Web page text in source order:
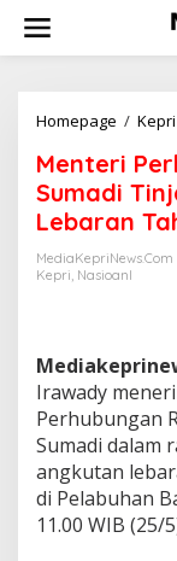
w
Homepage / Kepri
Menteri
Sumadi
Lebaran
MediaKepriNews.com
Kepri, Nasioanl
Irawady
Perhubungan
Sumadi dalam
angkutan
di Pelabuhan
11.00 WIB (25/